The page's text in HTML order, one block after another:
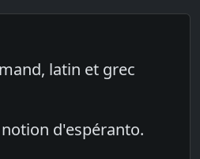
latin et grec
d'espéranto.